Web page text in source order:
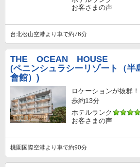
お客さまの声
台北松山空港より車で約76分
THE OCEAN HOUSE
(ペニンシュラシーリゾート（半
會館）)
ロケーションが抜群
歩約13分
ホテルランク
お客さまの声
桃園国際空港より車で約90分